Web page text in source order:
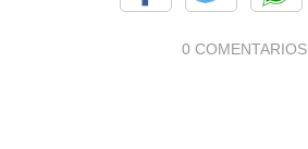
0 COMENTARIOS